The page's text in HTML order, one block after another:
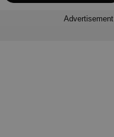
Advertisement